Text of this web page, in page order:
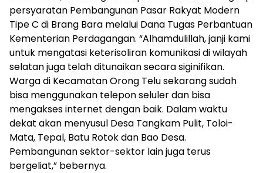
persyaratan Pembangunan Pasar Rakyat Modern
Tipe C di Brang Bara melalui Dana Tugas Perbantuan
Kementerian Perdagangan. “Alhamdulillah, janji kami
untuk mengatasi keterisoliran komunikasi di wilayah
selatan juga telah ditunaikan secara siginifikan.
Warga di Kecamatan Orong Telu sekarang sudah
bisa menggunakan telepon seluler dan bisa
mengakses internet dengan baik. Dalam waktu
dekat akan menyusul Desa Tangkam Pulit, Toloi-
Mata, Tepal, Batu Rotok dan Bao Desa.
Pembangunan sektor-sektor lain juga terus
bergeliat,” bebernya.